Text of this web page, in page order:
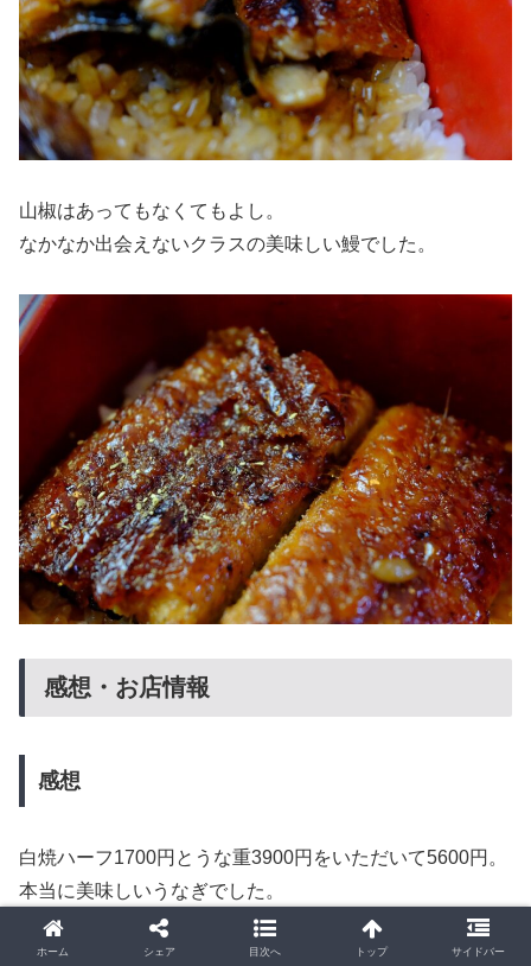
山椒はあってもなくてもよし。
なかなか出会えないクラスの美味しい鰻でした。
感想・お店情報
感想
白焼ハーフ1700円とうな重3900円をいただいて5600円。
本当に美味しいうなぎでした。
あの表面カリカリ、中はふわトロっとした食感と口中に広
がる香ばしさは本当に最高
です。
ホーム シェア 目次へ トップ サイドバー